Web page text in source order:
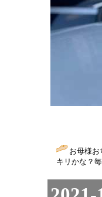
お母様
キリかな？